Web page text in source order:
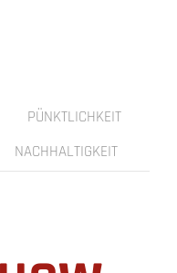
PÜNKTLICHKEIT
NACHHALTIGKEIT